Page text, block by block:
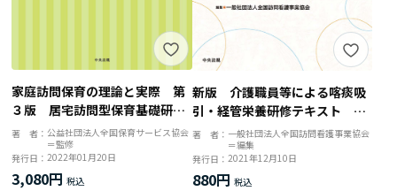
家庭訪問保育の理論と実際 第
３版 居宅訪問型保育基礎研修
テキスト・一般型家庭訪問保育
学習テキスト
著 者：公益社団法人全国保育サービス協会
＝監修
発行日：2022年01月20日
3,080円
新版 介護職員等による喀痰吸
引・経管栄養研修テキスト 指
導者用 指導上の留意点とＱ＆
著 者： 一般社団法人全国訪問看護事業協会
＝編集
発行日： 2021年12月10日
880円